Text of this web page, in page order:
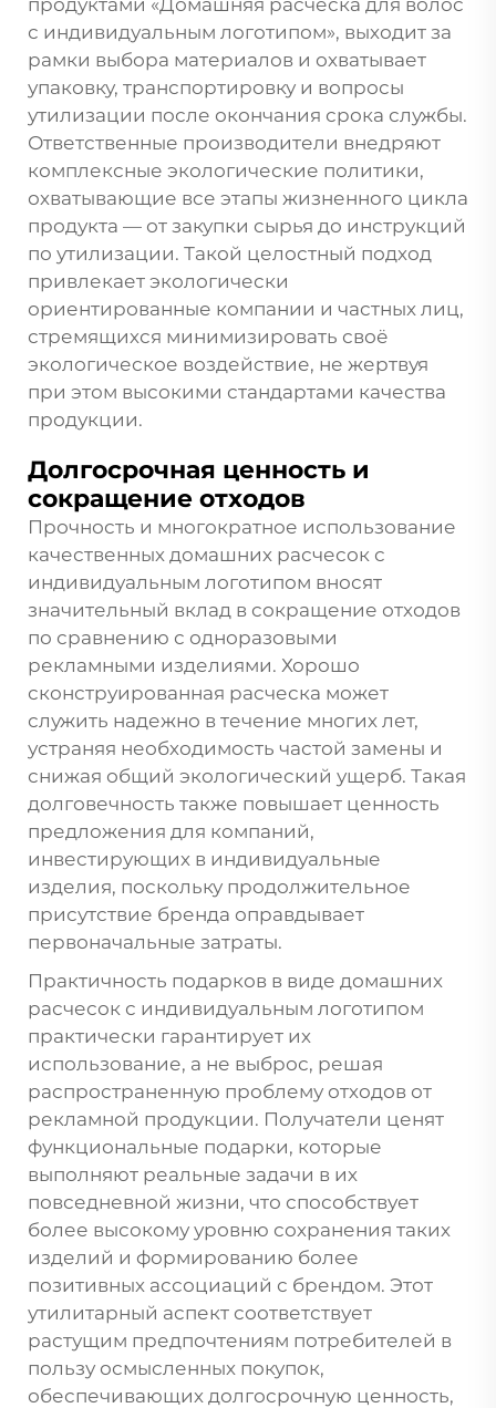
с индивидуальным логотипом», выходит за
рамки выбора материалов и охватывает
упаковку, транспортировку и вопросы
утилизации после окончания срока службы.
Ответственные производители внедряют
комплексные экологические политики,
охватывающие все этапы жизненного цикла
продукта — от закупки сырья до инструкций
по утилизации. Такой целостный подход
привлекает экологически
ориентированные компании и частных лиц,
стремящихся минимизировать своё
экологическое воздействие, не жертвуя
при этом высокими стандартами качества
продукции.
Долгосрочная ценность и
сокращение отходов
Прочность и многократное использование
качественных домашних расчесок с
индивидуальным логотипом вносят
значительный вклад в сокращение отходов
по сравнению с одноразовыми
рекламными изделиями. Хорошо
сконструированная расческа может
служить надежно в течение многих лет,
устраняя необходимость частой замены и
снижая общий экологический ущерб. Такая
долговечность также повышает ценность
предложения для компаний,
инвестирующих в индивидуальные
изделия, поскольку продолжительное
присутствие бренда оправдывает
первоначальные затраты.
Практичность подарков в виде домашних
расчесок с индивидуальным логотипом
практически гарантирует их
использование, а не выброс, решая
распространенную проблему отходов от
рекламной продукции. Получатели ценят
функциональные подарки, которые
выполняют реальные задачи в их
повседневной жизни, что способствует
более высокому уровню сохранения таких
изделий и формированию более
позитивных ассоциаций с брендом. Этот
утилитарный аспект соответствует
растущим предпочтениям потребителей в
пользу осмысленных покупок,
обеспечивающих долгосрочную ценность,